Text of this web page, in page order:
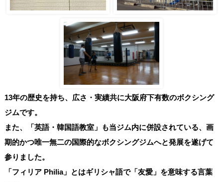
13年の歴史を持ち、広さ・実績共に大阪府下有数のボクシング
ジムです。
また、「英語・韓国語教室」も当ジム内に併設されている、画
期的かつ唯一無二の国際的なボクシングジムへと発展を遂げて
参りました。
「フィリア Philia」とはギリシャ語で「友愛」を意味する言葉